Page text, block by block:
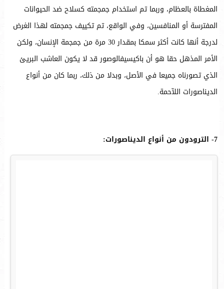
المغطاة بالعظام، وربما تم استخدام جمجمته كسلاح ضد الحيوانات
المفترسة أو المنافسين، وفي الواقع، تم تكييف جمجمته لهذا الغرض
لدرجة أنها كانت أكثر سمكا بمقدار 30 مرة من جمجمة الإنسان، ولكن
الأمر المذهل حقا هو أن باكيسيفالوصور قد لا يكون العاشب البريئ
الذي تصورناه جميعا في الأصل، وبدلا من ذلك، ربما كان من أنواع
الديناصورات اللآحمة.
7- الترودون من أنواع الديناصورات: